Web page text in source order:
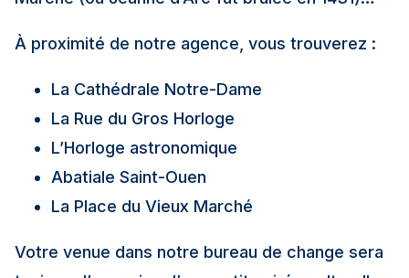
À proximité de notre agence, vous trouverez :
La Cathédrale Notre-Dame
La Rue du Gros Horloge
L’Horloge astronomique
Abatiale Saint-Ouen
La Place du Vieux Marché
Votre venue dans notre bureau de change sera